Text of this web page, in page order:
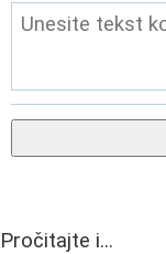
Pročitajte i...